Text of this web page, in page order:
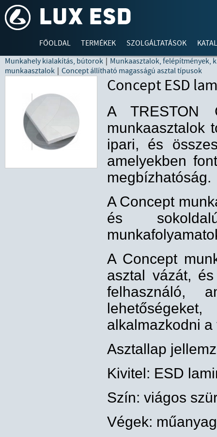
FŐOLDAL TERMÉKEK SZOLGÁLTATÁSOK
Munkahely kialakítás, bútorok | Munkaasztalok, felépítmények,
munkaasztalok | Concept állítható magasságú asztal típusok
Concept ESD
A TRESTON
munkaasztalok
ipari, és
amelyekben
megbízhatóság.
A Concept
és
A Concept
asztal vázát,
felhasználó,
alkalmazkodni
Asztallap
Kivitel: ESD
Szín: viágos
Végek: